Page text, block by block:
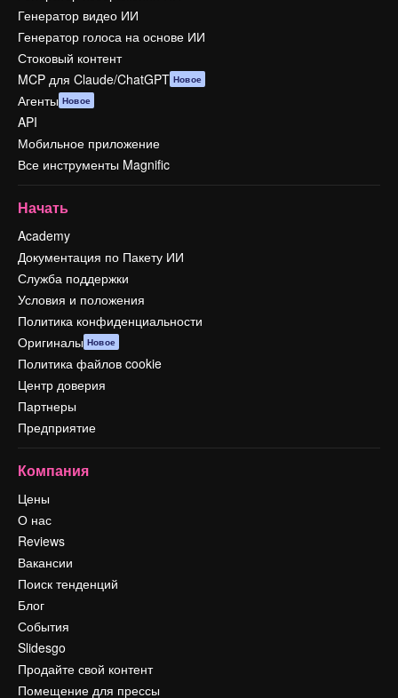
Генератор видео ИИ
Генератор голоса на основе ИИ
Стоковый контент
MCP для Claude/ChatGPT Новое
Агенты Новое
API
Мобильное приложение
Все инструменты Magnific
Начать
Academy
Документация по Пакету ИИ
Служба поддержки
Условия и положения
Политика конфиденциальности
Оригиналы Новое
Политика файлов cookie
Центр доверия
Партнеры
Предприятие
Компания
Цены
О нас
Reviews
Вакансии
Поиск тенденций
Блог
События
Slidesgo
Продайте свой контент
Помещение для прессы